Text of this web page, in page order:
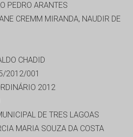
PEDRO ARANTES
CREMM MIRANDA, NAUDIR DE
CHADID
2012/001
2012
DE TRES LAGOAS
MARIA SOUZA DA COSTA